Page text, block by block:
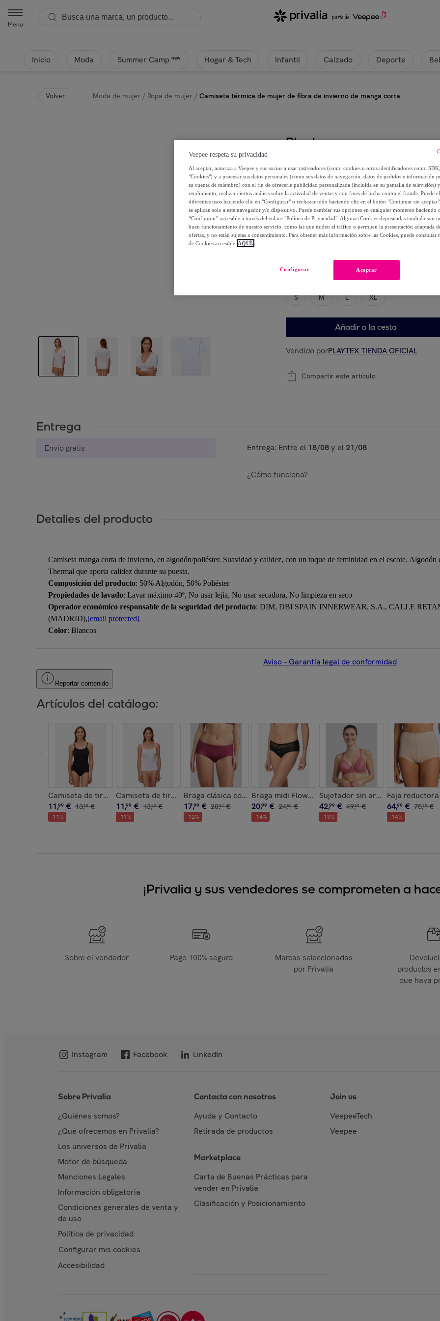
Menu
Inicio Moda Summer Camp new Hogar & Tech Infantil Calzado Deporte
Volver Moda de mujer / Ropa de mujer / Camiseta térmica de mujer de fibra de invierno de manga corta
Playtex
Camiseta térmica de mujer de
11,99 €
13,50 €
%
Elige tu modelo
S M L XL
Añadir a la cesta
Vendido porPLAYTEX TIENDA OFICIAL
Compartir este artículo
Entrega
Envío gratis Entrega: Entre el 18/08y el 21/08
¿Cómo funciona?
Detalles del producto
Camiseta manga corta de invierno, en algodón/poliéster. Suavidad y calidez, con un toque de feminidad en el escote.
Thermal que aporta calidez durante su puesta.
Composición del producto: 50% Algodón, 50% Poliéster
Propiedades de lavado: Lavar máximo 40º, No usar lejía, No usar secadora, No limpieza en seco
Operador económico responsable de la seguridad del producto: DIM, DBI SPAIN INNERWEAR, S.A., CALLE
(MADRID),[email protected]
Color: Blancos
Aviso – Garantía legal de conformidad
Reportar contenido
Artículos del catálogo:
Camiseta de tirantes finos de patrón básico con escote redondo ligeramente escotado
11,99 € 13,50 €
-11%
Camiseta de tirantes finos de patrón básico con escote redondo ligeramente escotado
11,99 € 13,50 €
-11%
Braga clásica con encaje reciclado y tul
17,99 € 20,50 €
-12%
Braga midi Flower Elegance con encaje reciclado
20,99 € 24,50 €
-14%
Sujetador sin aros de encaje
42,99 € 49,50 €
-13%
Faja
64,99 € 75,90 €
-14%
¡Privalia y sus vendedores se comprometen a
Sobre el vendedor Pago 100% seguro
Marcas seleccionadas
por Privalia
productos
que haya
Instagram Facebook LinkedIn
Sobre Privalia
¿Quiénes somos?
¿Qué ofrecemos en Privalia?
Los universos de Privalia
Motor de búsqueda
Menciones Legales
Información obligatoria
Condiciones generales de venta y
de uso
Política de privacidad
Configurar mis cookies
Accesibilidad
Contacta con nosotros
Ayuda y Contacto
Retirada de productos
Marketplace
Carta de Buenas Prácticas para
vender en Privalia
Clasificación y Posicionamiento
Join us
VeepeeTech
Veepee
Veepee respeta su privacidad
Al aceptar, autoriza a Veepee y sus socios a usar rastreadores (como cookies u otros identificadores como
"Cookies") y a procesar sus datos personales (como sus datos de navegación, datos de pedidos e información
su cuenta de miembro) con el fin de ofrecerle publicidad personalizada (incluida en su pantalla de televisión)
rendimiento, realizar ciertos análisis sobre la actividad de ventas y con fines de lucha contra el fraude. Puede
diferentes usos haciendo clic en "Configurar" o rechazar todo haciendo clic en el botón "Continuar sin
se aplican solo a este navegador y/o dispositivo. Puede cambiar sus opciones en cualquier momento haciendo
“Configurar” accesible a través del enlace "Política de Privacidad". Algunas Cookies depositadas también son
buen funcionamiento de nuestro servicio, como las que miden el tráfico o permiten la presentación adaptada
ofertas, y no están sujetas a consentimiento. Para obtener más información sobre las Cookies, puede consultar
de Cookies accesible AQUÍ.
Aceptar
Configurar